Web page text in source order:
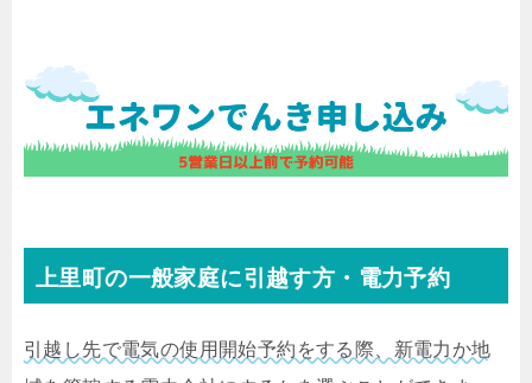
上里町の一般家庭に引越す方・電力予約
引越し先で電気の使用開始予約をする際、新電力か地